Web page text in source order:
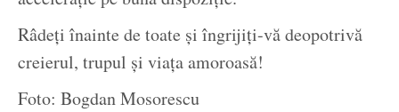
Râdeți înainte de toate și îngrijiți-vă deopotrivă
creierul, trupul și viața amoroasă!
Foto: Bogdan Mosorescu